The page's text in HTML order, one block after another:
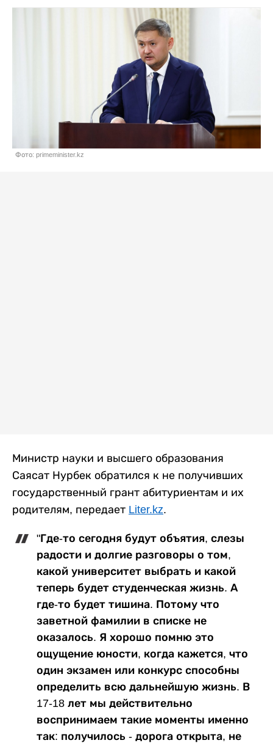
Фото: primeminister.kz
Министр науки и высшего образования
Саясат Нурбек обратился к не получивших
государственный грант абитуриентам и их
родителям, передает Liter.kz.
"Где-то сегодня будут объятия, слезы
радости и долгие разговоры о том,
какой университет выбрать и какой
теперь будет студенческая жизнь. А
где-то будет тишина. Потому что
заветной фамилии в списке не
оказалось. Я хорошо помню это
ощущение юности, когда кажется, что
один экзамен или конкурс способны
определить всю дальнейшую жизнь. В
17-18 лет мы действительно
воспринимаем такие моменты именно
так: получилось - дорога открыта, не